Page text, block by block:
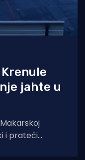
Krenule
jahte u
i prateći